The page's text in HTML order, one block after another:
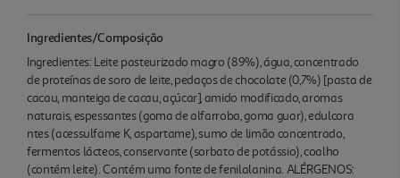
Ingredientes/Composição
Ingredientes: Leite pasteurizado magro (89%), água, concentrado
de proteínas de soro de leite, pedaços de chocolate (0,7%) [pasta de
cacau, manteiga de cacau, açúcar], amido modificado, aromas
naturais, espessantes (goma de alfarroba, goma guar), edulcora
ntes (acessulfame K, aspartame), sumo de limão concentrado,
fermentos lácteos, conservante (sorbato de potássio), coalho
(contém leite). Contém uma fonte de fenilalanina. ALÉRGENOS: